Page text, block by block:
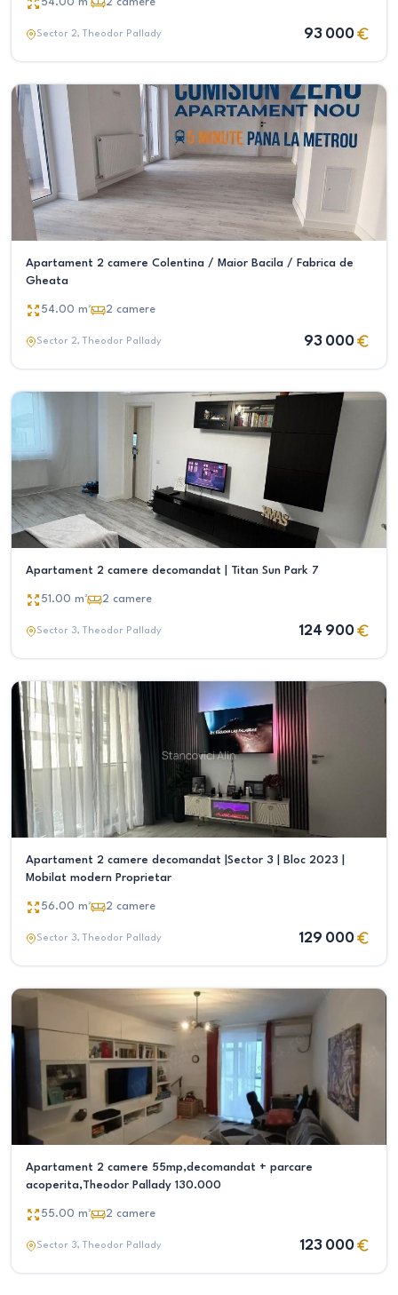
Sector 2, Theodor Pallady 93 000
Apartament 2 camere Colentina / Maior Bacila / Fabrica de
Gheata
54.00 m² 2 camere
Sector 2, Theodor Pallady 93 000
Apartament 2 camere decomandat | Titan Sun Park 7
51.00 m² 2 camere
Sector 3, Theodor Pallady 124 900
Apartament 2 camere decomandat |Sector 3 | Bloc 2023 |
Mobilat modern Proprietar
56.00 m² 2 camere
Sector 3, Theodor Pallady 129 000
Apartament 2 camere 55mp,decomandat + parcare
acoperita,Theodor Pallady 130.000
55.00 m² 2 camere
Sector 3, Theodor Pallady 123 000